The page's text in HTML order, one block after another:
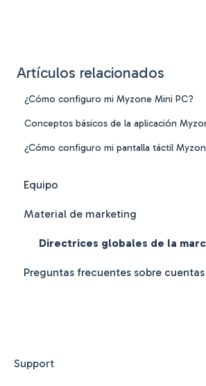
Artículos relacionados
¿Cómo configuro mi Myzone Mini PC?
Conceptos básicos de la aplicación
¿Cómo configuro mi pantalla táctil
Equipo
Material de marketing
Directrices globales de la
Preguntas frecuentes sobre
Support